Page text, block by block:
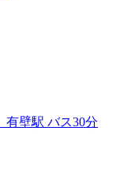
有壁駅 バス30分